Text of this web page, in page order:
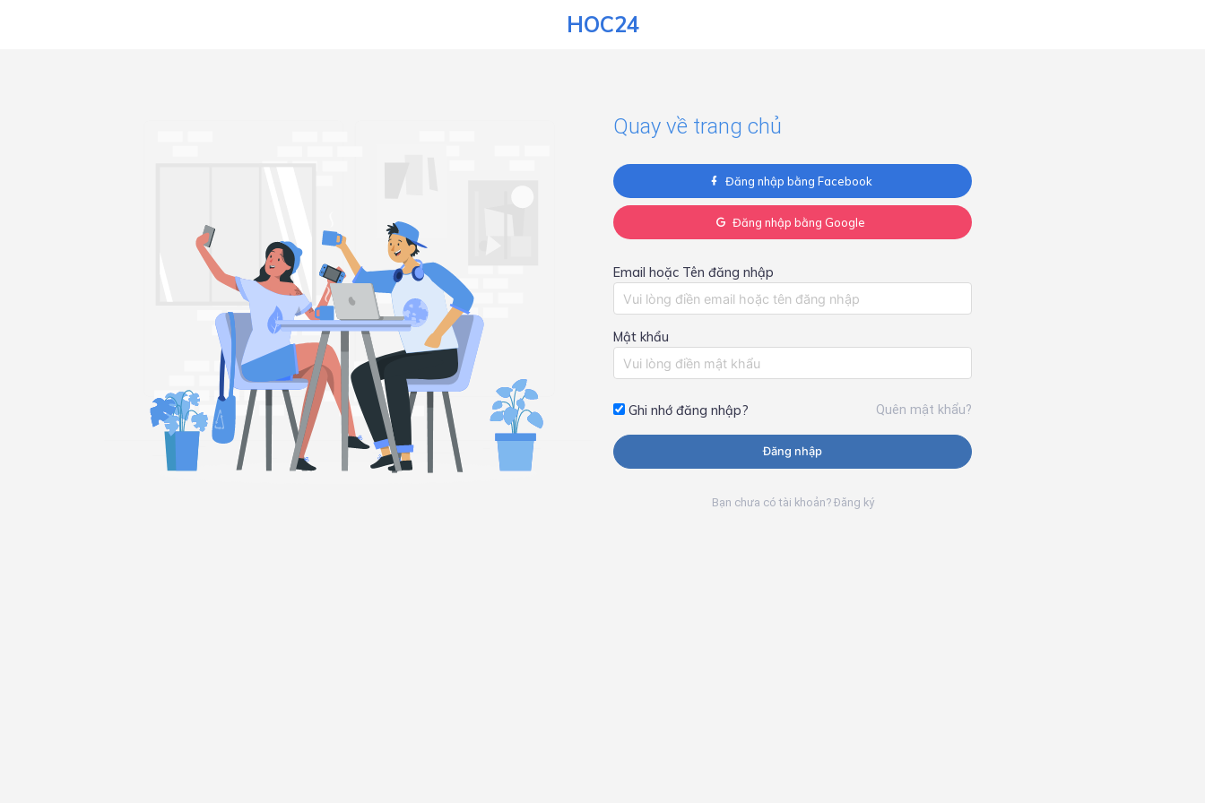
HOC24
Quay về trang chủ
Đăng nhập bằng Facebook
Đăng nhập bằng Google
Email hoặc Tên đăng nhập
Mật khẩu
Ghi nhớ đăng nhập? Quên mật khẩu?
Đăng nhập
Bạn chưa có tài khoản? Đăng ký